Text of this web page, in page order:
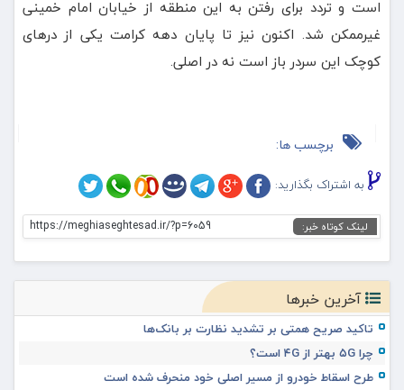
است و تردد برای رفتن به این منطقه از خیابان امام خمینی
غیرممکن شد. اکنون نیز تا پایان دهه کرامت یکی از درهای
کوچک این سردر باز است نه در اصلی.
برچسب ها:
به اشتراک بگذارید:
لینک کوتاه خبر: https://meghiaseghtesad.ir/?p=6059
آخرین خبرها
تاکید صریح همتی بر تشدید نظارت بر بانک‌ها
چرا ۵G بهتر از ۴G است؟
طرح اسقاط خودرو از مسیر اصلی خود منحرف شده است